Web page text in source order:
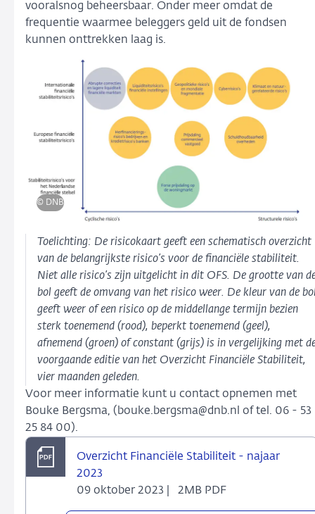
vooralsnog beheersbaar. Onder meer omdat de
frequentie waarmee beleggers geld uit de fondsen
kunnen onttrekken laag is.
© DNB
Toelichting: De risicokaart geeft een schematisch overzicht
van de belangrijkste risico’s voor de financiële stabiliteit.
Niet alle risico’s zijn uitgelicht in dit OFS. De grootte van
bol geeft de omvang van het risico weer. De kleur van de
geeft weer of een risico op de middellange termijn bezien
sterk toenemend (rood), beperkt toenemend (geel),
afnemend (groen) of constant (grijs) is in vergelijking met
voorgaande editie van het Overzicht Financiële Stabiliteit,
vier maanden geleden.
Voor meer informatie kunt u contact opnemen met
Bouke Bergsma, (bouke.bergsma@dnb.nl of tel. 06 - 53
25 84 00).
Overzicht Financiële Stabiliteit - najaar
2023
09 oktober 2023 |
2MB PDF